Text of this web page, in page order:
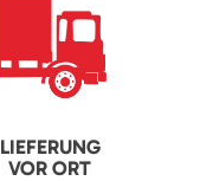
LIEFERUNG
VOR ORT